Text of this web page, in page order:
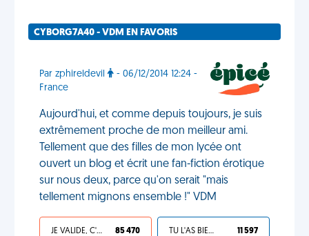
CYBORG7A40 - VDM EN FAVORIS
Par zphireldevil
- 06/12/2014 12:24 -
France
Aujourd'hui, et comme depuis toujours, je suis
extrêmement proche de mon meilleur ami.
Tellement que des filles de mon lycée ont
ouvert un blog et écrit une fan-fiction érotique
sur nous deux, parce qu'on serait "mais
tellement mignons ensemble !" VDM
JE VALIDE, C'EST UNE VDM 85 470 TU L'AS BIEN MÉRITÉ 11 597